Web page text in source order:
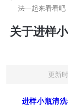
法一起来看看吧
关于进样
更新
进样小瓶清